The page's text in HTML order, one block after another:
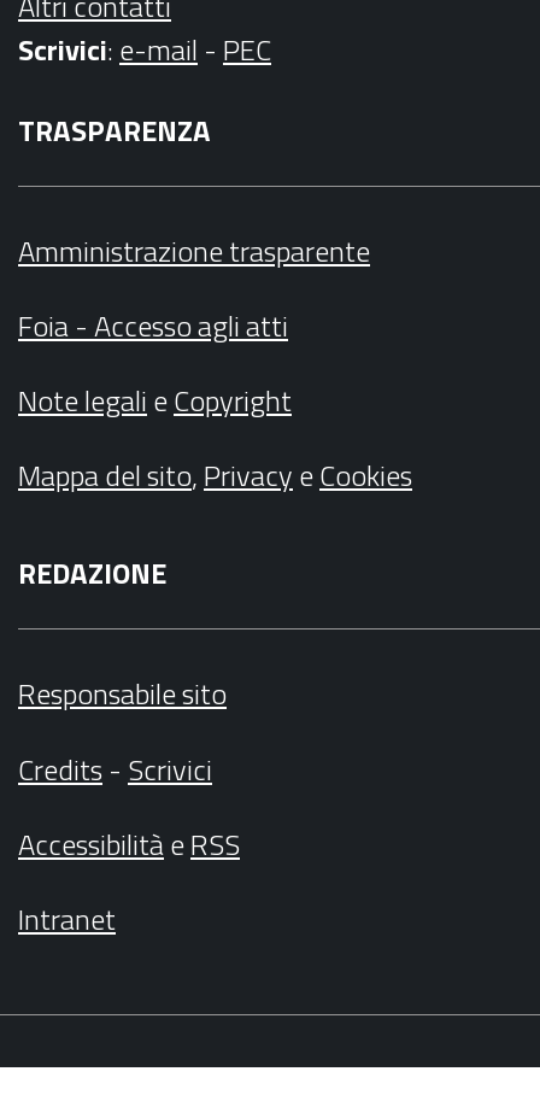
Scrivici:e-mail - PEC
TRASPARENZA
Amministrazione trasparente
Foia - Accesso agli atti
Note legalieCopyright
Mappa del sito,PrivacyeCookies
REDAZIONE
Responsabile sito
Credits- Scrivici
AccessibilitàeRSS
Intranet